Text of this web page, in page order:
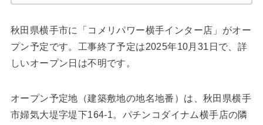
秋田県横手市に「コメリパワー横手インター店」がオー
プン予定です。工事終了予定は2025年10月31日で、詳
しいオープン日は不明です。
オープン予定地（建築敷地の地名地番）は、秋田県横手
市婦気大堤字堤下164-1。パチンコダイナム横手店の隣